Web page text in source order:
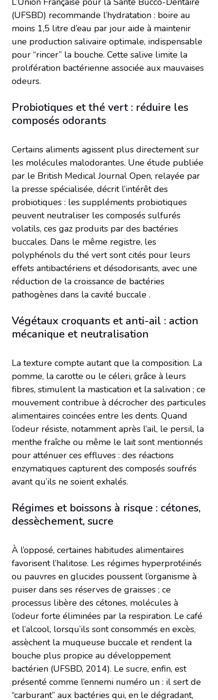
(UFSBD) recommande l’hydratation : boire au
moins 1,5 litre d’eau par jour aide à maintenir
une production salivaire optimale, indispensable
pour “rincer” la bouche. Cette salive limite la
prolifération bactérienne associée aux mauvaises
odeurs.
Probiotiques et thé vert : réduire les
composés odorants
Certains aliments agissent plus directement sur
les molécules malodorantes. Une étude publiée
par le British Medical Journal Open, relayée par
la presse spécialisée, décrit l’intérêt des
probiotiques : les suppléments probiotiques
peuvent neutraliser les composés sulfurés
volatils, ces gaz produits par des bactéries
buccales. Dans le même registre, les
polyphénols du thé vert sont cités pour leurs
effets antibactériens et désodorisants, avec une
réduction de la croissance de bactéries
pathogènes dans la cavité buccale .
Végétaux croquants et anti-ail : action
mécanique et neutralisation
La texture compte autant que la composition. La
pomme, la carotte ou le céleri, grâce à leurs
fibres, stimulent la mastication et la salivation ; ce
mouvement contribue à décrocher des particules
alimentaires coincées entre les dents. Quand
l’odeur résiste, notamment après l’ail, le persil, la
menthe fraîche ou même le lait sont mentionnés
pour atténuer ces effluves : des réactions
enzymatiques capturent des composés soufrés
avant qu’ils ne soient exhalés.
Régimes et boissons à risque : cétones,
dessèchement, sucre
À l’opposé, certaines habitudes alimentaires
favorisent l’halitose. Les régimes hyperprotéinés
ou pauvres en glucides poussent l’organisme à
puiser dans ses réserves de graisses ; ce
processus libère des cétones, molécules à
l’odeur forte éliminées par la respiration. Le café
et l’alcool, lorsqu’ils sont consommés en excès,
assèchent la muqueuse buccale et rendent la
bouche plus propice au développement
bactérien (UFSBD, 2014). Le sucre, enfin, est
présenté comme l’ennemi numéro un : il sert de
“carburant” aux bactéries qui, en le dégradant,